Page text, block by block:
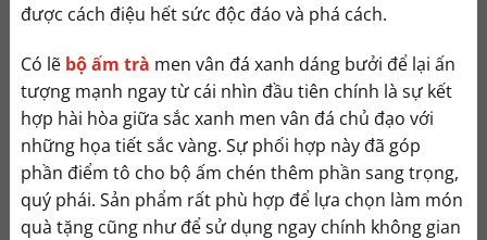
được cách điệu hết sức độc đáo và phá cách.
Có lẽ bộ ấm trà men vân đá xanh dáng bưởi để lại ấn
tượng mạnh ngay từ cái nhìn đầu tiên chính là sự kết
hợp hài hòa giữa sắc xanh men vân đá chủ đạo với
những họa tiết sắc vàng. Sự phối hợp này đã góp
phần điểm tô cho bộ ấm chén thêm phần sang trọng,
quý phái. Sản phẩm rất phù hợp để lựa chọn làm món
quà tặng cũng như để sử dụng ngay chính không gian